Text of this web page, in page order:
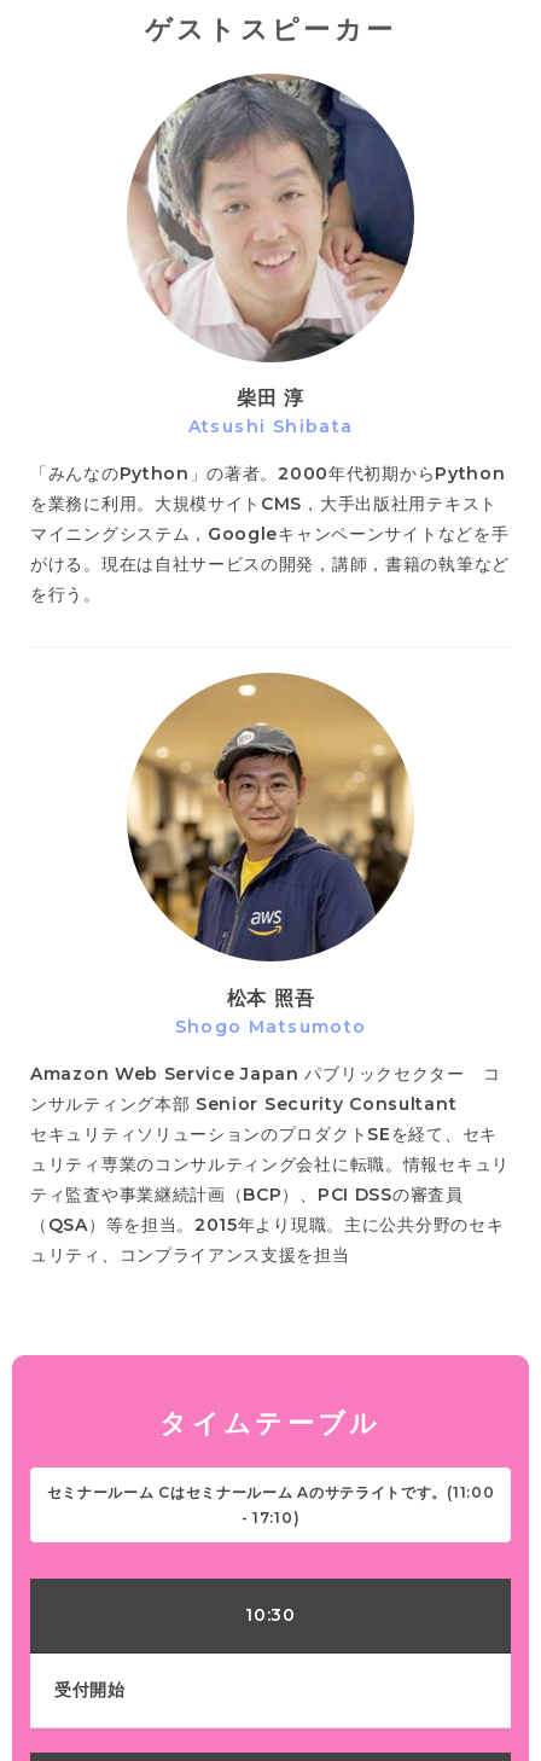
ゲストスピーカー
柴田 淳
Atsushi Shibata
「みんなのPython」の著者。2000年代初期からPython
を業務に利用。大規模サイトCMS，大手出版社用テキスト
マイニングシステム，Googleキャンペーンサイトなどを手
がける。現在は自社サービスの開発，講師，書籍の執筆など
を行う。
松本 照吾
Shogo Matsumoto
Amazon Web Service Japan パブリックセクター コ
ンサルティング本部 Senior Security Consultant
セキュリティソリューションのプロダクトSEを経て、セキ
ュリティ専業のコンサルティング会社に転職。情報セキュリ
ティ監査や事業継続計画（BCP）、PCI DSSの審査員
（QSA）等を担当。2015年より現職。主に公共分野のセキ
ュリティ、コンプライアンス支援を担当
タイムテーブル
セミナールーム Cはセミナールーム Aのサテライトです。(11:00
- 17:10)
10:30
受付開始